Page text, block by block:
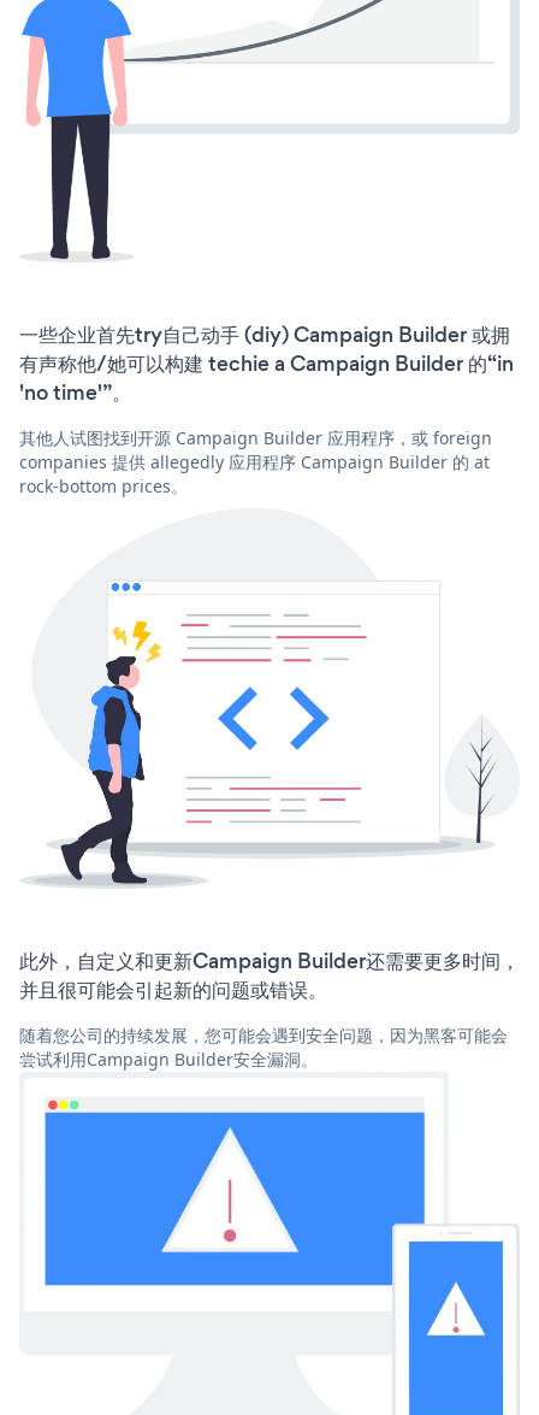
一些企业首先try自己动手 (diy) Campaign Builder 或拥
有声称他/她可以构建 techie a Campaign Builder 的“in
'no time'”。
其他人试图找到开源 Campaign Builder 应用程序，或 foreign
companies 提供 allegedly 应用程序 Campaign Builder 的 at
rock-bottom prices。
此外，自定义和更新Campaign Builder还需要更多时间，
并且很可能会引起新的问题或错误。
随着您公司的持续发展，您可能会遇到安全问题，因为黑客可能会
尝试利用Campaign Builder安全漏洞。